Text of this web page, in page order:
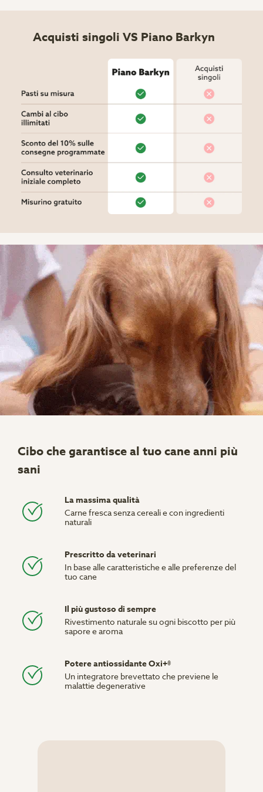
Acquisti singoli VS Piano Barkyn
Cibo che garantisce al tuo cane anni più
sani
La massima qualità
Carne fresca senza cereali e con ingredienti
naturali
Prescritto da veterinari
In base alle caratteristiche e alle preferenze del
tuo cane
Il più gustoso di sempre
Rivestimento naturale su ogni biscotto per più
sapore e aroma
Potere antiossidante Oxi+®
Un integratore brevettato che previene le
malattie degenerative